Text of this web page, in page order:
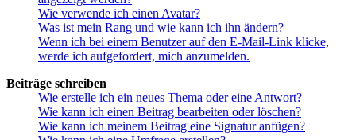
Wie verwende ich einen Avatar?
Was ist mein Rang und wie kann ich ihn ändern?
Wenn ich bei einem Benutzer auf den E-Mail-Link klicke,
werde ich aufgefordert, mich anzumelden.
Beiträge schreiben
Wie erstelle ich ein neues Thema oder eine Antwort?
Wie kann ich einen Beitrag bearbeiten oder löschen?
Wie kann ich meinem Beitrag eine Signatur anfügen?